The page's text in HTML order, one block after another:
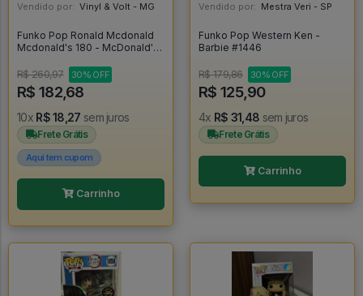
Vendido por: Vinyl & Volt - MG
Funko Pop Ronald Mcdonald
Mcdonald's 180 - McDonald's
R$ 260,97
30% OFF
R$ 182,68
10x R$ 18,27 sem juros
Frete Grátis
Aqui tem cupom
Carrinho
Vendido por: Mestra Veri - SP
Funko Pop Western Ken -
Barbie #1446
R$ 179,86 30% OFF
R$ 125,90
4x R$ 31,48 sem juros
Frete Grátis
Carrinho